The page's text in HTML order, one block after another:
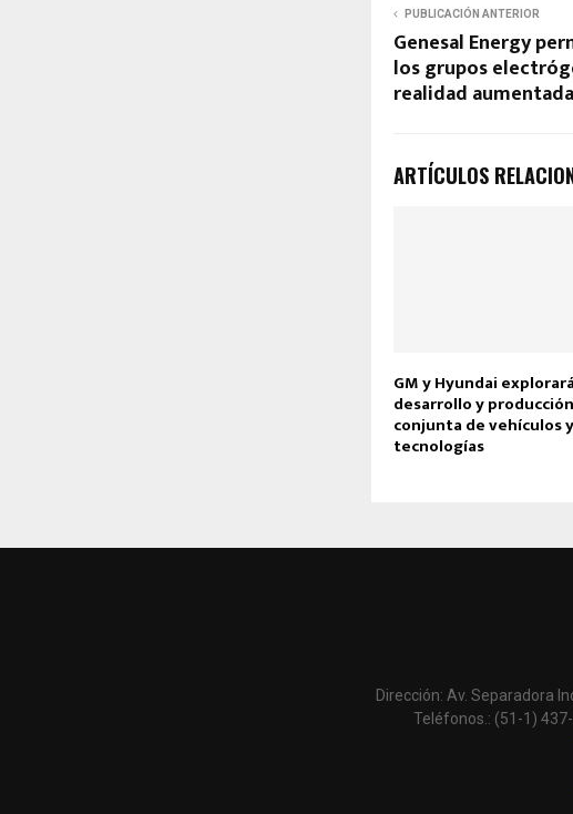
PUBLICACIÓN ANTERIOR
Genesal Energy
los grupos
realidad aumentada
ARTÍCULOS
GM y Hyundai
desarrollo y producción
conjunta de vehículos y
tecnologías
Dirección: Av. Separadora
Teléfonos.: (51-1)